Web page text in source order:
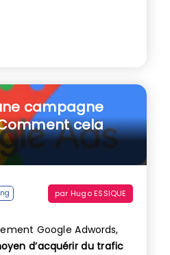
campagne
cela
par Hugo ESSIQUE
Google Adwords,
d’acquérir du trafic